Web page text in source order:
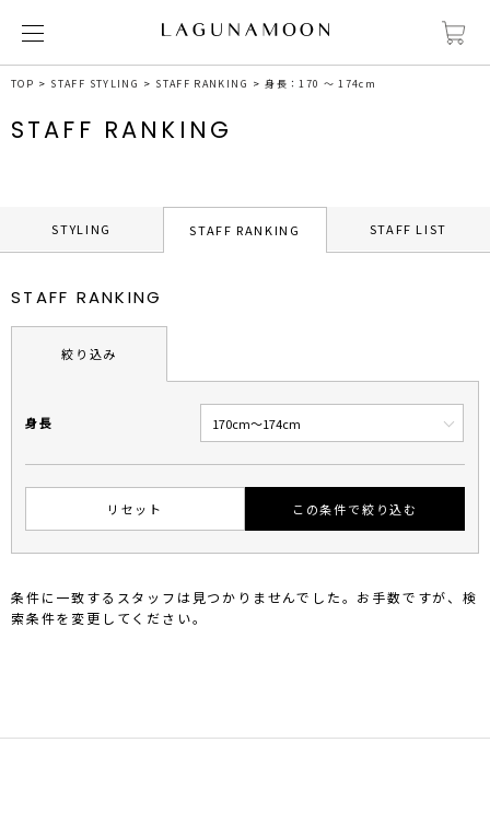
TOP STAFF STYLING STAFF RANKING 身長：170 ～ 174cm
STAFF RANKING
STYLING STAFF RANKING STAFF LIST
STAFF RANKING
絞り込み
身長
リセット この条件で絞り込む
条件に一致するスタッフは見つかりませんでした。お手数ですが、検
索条件を変更してください。